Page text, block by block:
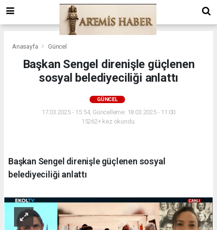
Anasayfa Güncel
Başkan Sengel direnişle güçlenen
sosyal belediyeciliği anlattı
GÜNCEL
17.03.2025 - 15:54, Güncelleme: 18.03.2025 - 11:00
15262+ kez okundu.
Başkan Sengel direnişle güçlenen sosyal
belediyeciliği anlattı